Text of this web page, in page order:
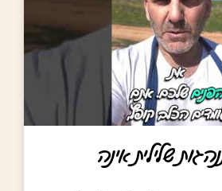
שלילית אינה